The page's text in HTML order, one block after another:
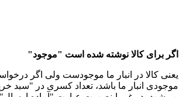
اگر برای کالا نوشته شده است "موجود"
یعنی کالا در انبار ما موجودست ولی اگر
موجودی انبار ما باشد، تعداد کسری در "سبد